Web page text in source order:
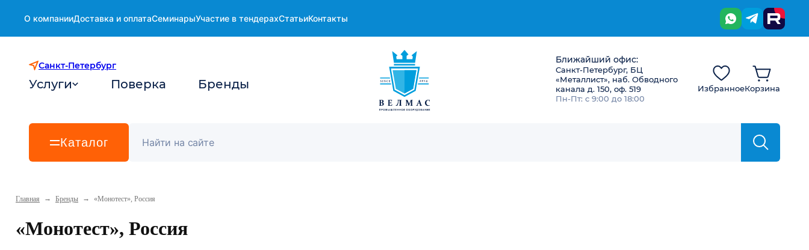
О компанииДоставка и оплатаСеминарыУчастие в тендерахСтатьиКонтакты
Санкт-Петербург
Услуги Поверка Бренды
Ближайший офис:
Санкт-Петербург, БЦ
«Металлист», наб. Обводного
канала д. 150, оф. 519
Пн-Пт: с 9:00 до 18:00
ИзбранноеКорзина
Каталог
Главная → Бренды → «Монотест», Россия
«Монотест», Россия